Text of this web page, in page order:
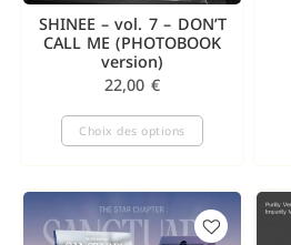
SHINEE – vol. 7 – DON’T
CALL ME (PHOTOBOOK
version)
22,00 €
Choix des options